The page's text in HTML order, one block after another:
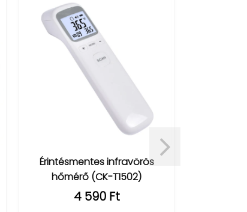
Érintésmentes infravörös
hőmérő (CK-T1502)
4 590 Ft